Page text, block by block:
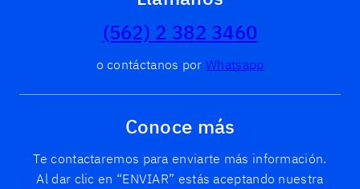
(562) 2 382 3460
o contáctanos por Whatsapp
Conoce más
Te contactaremos para enviarte más información.
Al dar clic en “ENVIAR” estás aceptando nuestra